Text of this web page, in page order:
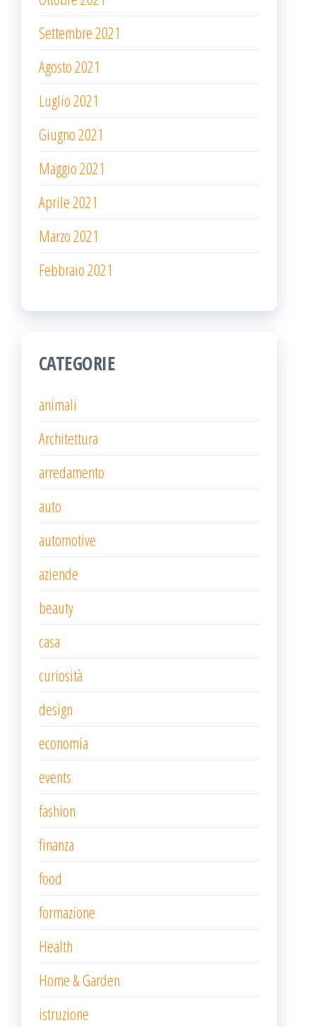
Settembre 2021
Agosto 2021
Luglio 2021
Giugno 2021
Maggio 2021
Aprile 2021
Marzo 2021
Febbraio 2021
CATEGORIE
animali
Architettura
arredamento
auto
automotive
aziende
beauty
casa
curiosità
design
economia
events
fashion
finanza
food
formazione
Health
Home & Garden
istruzione